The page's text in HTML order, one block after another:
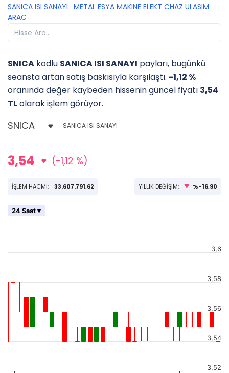
SANICA ISI SANAYI · METAL ESYA MAKINE ELEKT CHAZ ULASIM
ARAC
SNICA kodlu SANICA ISI SANAYI payları, bugünkü
seansta artan satış baskısıyla karşılaştı. -1,12 %
oranında değer kaybeden hissenin güncel fiyatı 3,54
TLolarak işlem görüyor.
SANICA ISI SANAYI
3,54 (-1,12 %)
İŞLEM HACMİ: 33.607.791,62 YILLIK DEĞİŞİM: %-16,90
24 Saat ▾
3,52
3,54
3,56
3,58
3,6